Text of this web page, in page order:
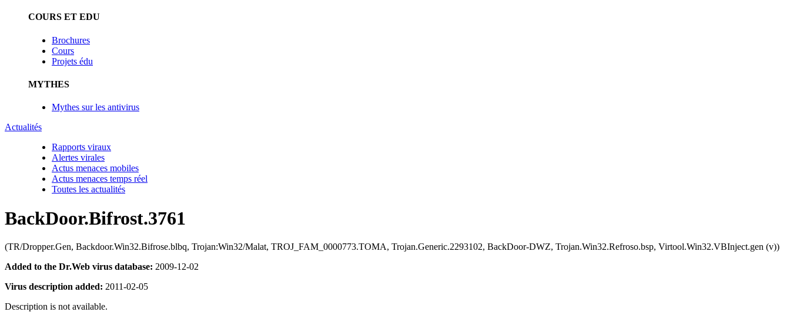
COURS ET EDU
Brochures
Cours
Projets édu
MYTHES
Mythes sur les antivirus
Actualités
Rapports viraux
Alertes virales
Actus menaces mobiles
Actus menaces temps réel
Toutes les actualités
BackDoor.Bifrost.3761
(TR/Dropper.Gen, Backdoor.Win32.Bifrose.blbq, Trojan:Win32/Malat, TROJ_FAM_0000773.TOMA, Trojan.Generic.2293102, BackDoor-DWZ, Trojan.Win32.Refroso.bsp, Virtool.Win32.VBInject.gen (v))
Added to the Dr.Web virus database: 2009-12-02
Virus description added: 2011-02-05
Description is not available.